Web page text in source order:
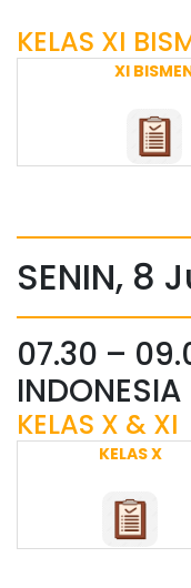
KELAS XI
XI
SENIN, 8
07.30 –
INDONESIA
KELAS X & XI
KELAS X